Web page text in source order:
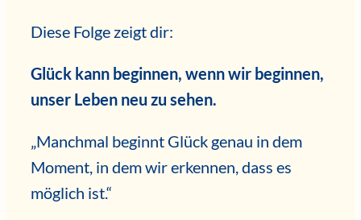
Diese Folge zeigt dir:
Glück kann beginnen, wenn wir beginnen,
unser Leben neu zu sehen.
„Manchmal beginnt Glück genau in dem
Moment, in dem wir erkennen, dass es
möglich ist.“